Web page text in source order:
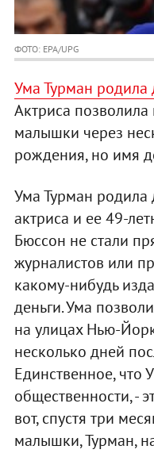
ФОТО: EPA/UPG
Ума Турман родила
Актриса
малышки через
рождения, но имя
Ума Турман родила
актриса и ее 49-
Бюссон не стали
журналистов или
какому-нибудь
деньги. Ума
на улицах Нью-
несколько дней
Единственное, что
общественности, -
вот, спустя три
малышки, Турман,